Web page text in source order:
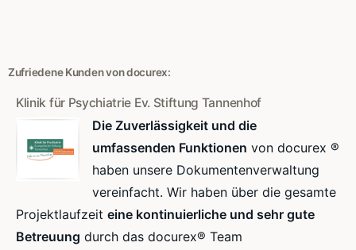
Zufriedene Kunden von docurex:
Klinik für Psychiatrie Ev. Stiftung Tannenhof
Die Zuverlässigkeit und die
umfassenden Funktionen von docurex ®
haben unsere Dokumentenverwaltung
vereinfacht. Wir haben über die gesamte
Projektlaufzeit eine kontinuierliche und sehr gute
Betreuung durch das docurex® Team